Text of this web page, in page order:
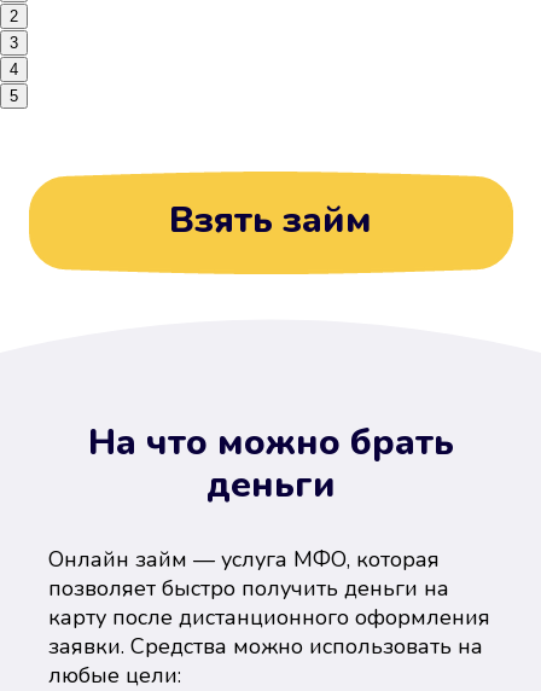
2
3
4
5
Взять займ
На что можно брать
деньги
Онлайн займ — услуга МФО, которая
позволяет быстро получить деньги на
карту после дистанционного оформления
заявки. Средства можно использовать на
любые цели: